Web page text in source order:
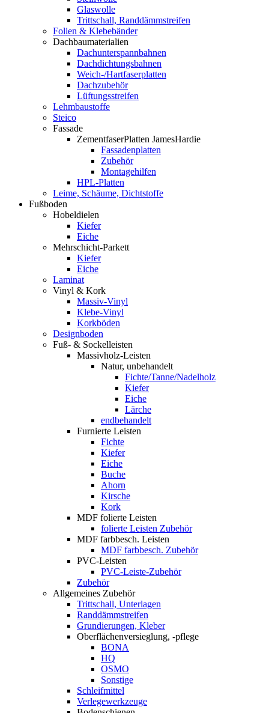
Glaswolle
Trittschall, Randdämmstreifen
Folien & Klebebänder
Dachbaumaterialien
Dachunterspannbahnen
Dachdichtungsbahnen
Weich-/Hartfaserplatten
Dachzubehör
Lüftungsstreifen
Lehmbaustoffe
Steico
Fassade
ZementfaserPlatten JamesHardie
Fassadenplatten
Zubehör
Montagehilfen
HPL-Platten
Leime, Schäume, Dichtstoffe
Fußboden
Hobeldielen
Kiefer
Eiche
Mehrschicht-Parkett
Kiefer
Eiche
Laminat
Vinyl & Kork
Massiv-Vinyl
Klebe-Vinyl
Korkböden
Designboden
Fuß- & Sockelleisten
Massivholz-Leisten
Natur, unbehandelt
Fichte/Tanne/Nadelholz
Kiefer
Eiche
Lärche
endbehandelt
Furnierte Leisten
Fichte
Kiefer
Eiche
Buche
Ahorn
Kirsche
Kork
MDF folierte Leisten
folierte Leisten Zubehör
MDF farbbesch. Leisten
MDF farbbesch. Zubehör
PVC-Leisten
PVC-Leiste-Zubehör
Zubehör
Allgemeines Zubehör
Trittschall, Unterlagen
Randdämmstreifen
Grundierungen, Kleber
Oberflächenversieglung, -pflege
BONA
HQ
OSMO
Sonstige
Schleifmittel
Verlegewerkzeuge